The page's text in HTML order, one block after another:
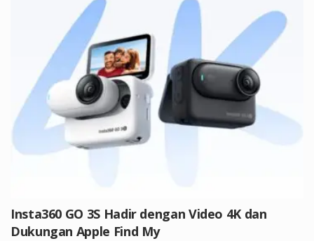
Insta360 GO 3S Hadir dengan Video 4K dan
Dukungan Apple Find My